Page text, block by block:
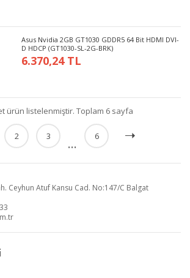
Asus Nvidia 2GB GT1030 GDDR5 64 Bit HDMI DVI-
D HDCP (GT1030-SL-2G-BRK)
6.370,24 TL
ürün listelenmiştir. Toplam 6 sayfa
2 3 ... 6
Ceyhun Atuf Kansu Cad. No:147/C Balgat